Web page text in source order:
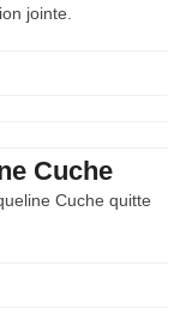
jointe.
Cuche
Cuche quitte